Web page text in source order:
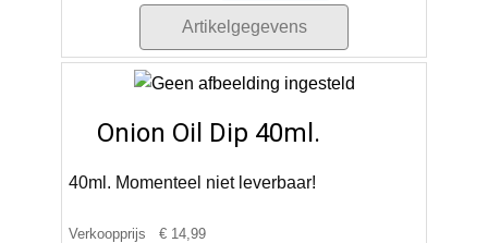
Artikelgegevens
Onion Oil Dip 40ml.
40ml. Momenteel niet leverbaar!
Verkoopprijs € 14,99